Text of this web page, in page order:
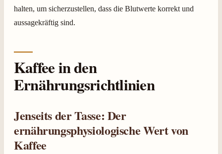
halten, um sicherzustellen, dass die Blutwerte korrekt und
aussagekräftig sind.
Kaffee in den
Ernährungsrichtlinien
Jenseits der Tasse: Der
ernährungsphysiologische Wert von
Kaffee